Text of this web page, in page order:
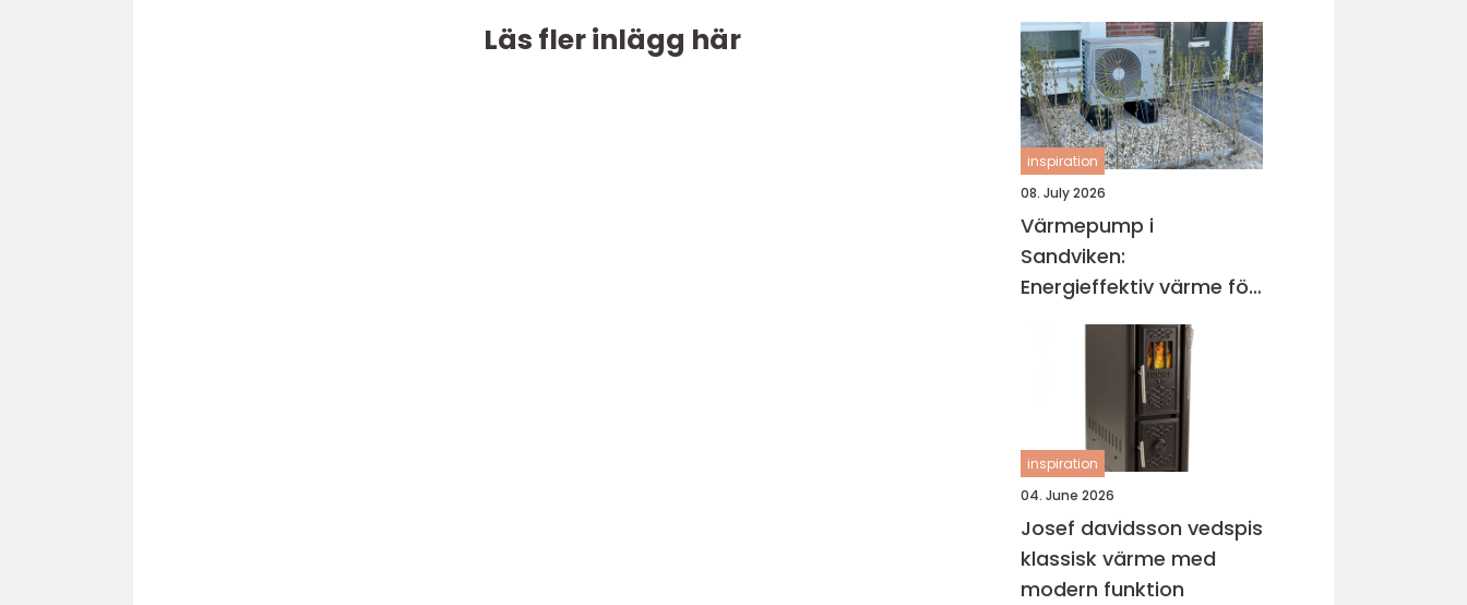
Läs fler inlägg här
trädgårdsdesign
inspiration
08. July 2026
Värmepump i
Sandviken:
Energieffektiv värme för
villa och fastighet
inspiration
04. June 2026
Josef davidsson vedspis
klassisk värme med
modern funktion